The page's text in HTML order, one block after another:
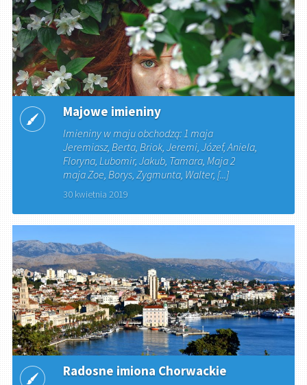
Majowe imieniny
Imieniny w maju obchodzą: 1 maja
Jeremiasz, Berta, Briok, Jeremi, Józef, Aniela,
Floryna, Lubomir, Jakub, Tamara, Maja 2
maja Zoe, Borys, Zygmunta, Walter, [...]
30 kwietnia 2019
Radosne imiona Chorwackie